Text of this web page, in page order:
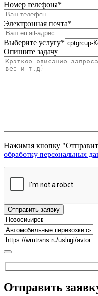
Номер телефона*
Электронная почта*
Выберите услугу*
Опишите задачу
Нажимая кнопку
обработку персональных
Отправить